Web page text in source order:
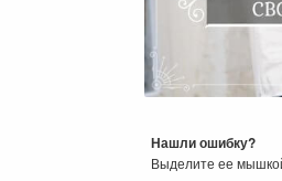
Не
Нашли ошибку?
Выделите ее